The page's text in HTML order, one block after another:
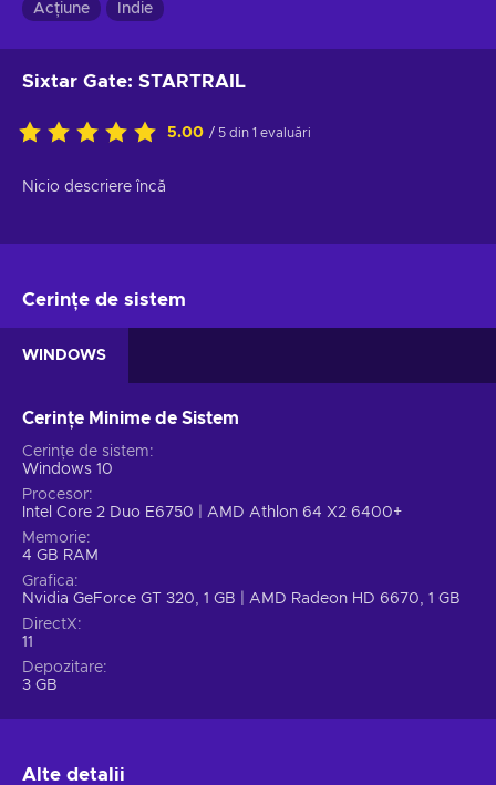
Acțiune Indie
Sixtar Gate: STARTRAIL
5.00 / 5 din 1 evaluări
Nicio descriere încă
Cerințe de sistem
WINDOWS
Cerințe Minime de Sistem
Cerințe de sistem
Windows 10
Procesor
Intel Core 2 Duo E6750 | AMD Athlon 64 X2 6400+
Memorie
4 GB RAM
Grafica
Nvidia GeForce GT 320, 1 GB | AMD Radeon HD 6670, 1 GB
DirectX
11
Depozitare
3 GB
Alte detalii